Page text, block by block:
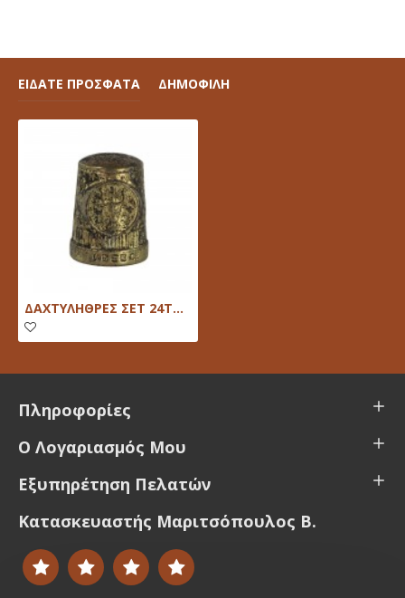
ΕΙΔΑΤΕ ΠΡΟΣΦΑΤΑ ΔΗΜΟΦΙΛΗ
ΔΑΧΤΥΛΗΘΡΕΣ ΣΕΤ 24ΤΜΧ
Πληροφορίες
Ο Λογαριασμός Μου
Εξυπηρέτηση Πελατών
Κατασκευαστής Μαριτσόπουλος Β.